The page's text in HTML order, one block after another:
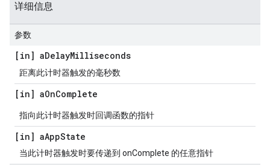
详细信息
参数
[in] aDelayMilliseconds
距离此计时器触发的毫秒数
[in] aOnComplete
指向此计时器触发时回调函数的指针
[in] aAppState
当此计时器触发时要传递到 onComplete 的任意指针